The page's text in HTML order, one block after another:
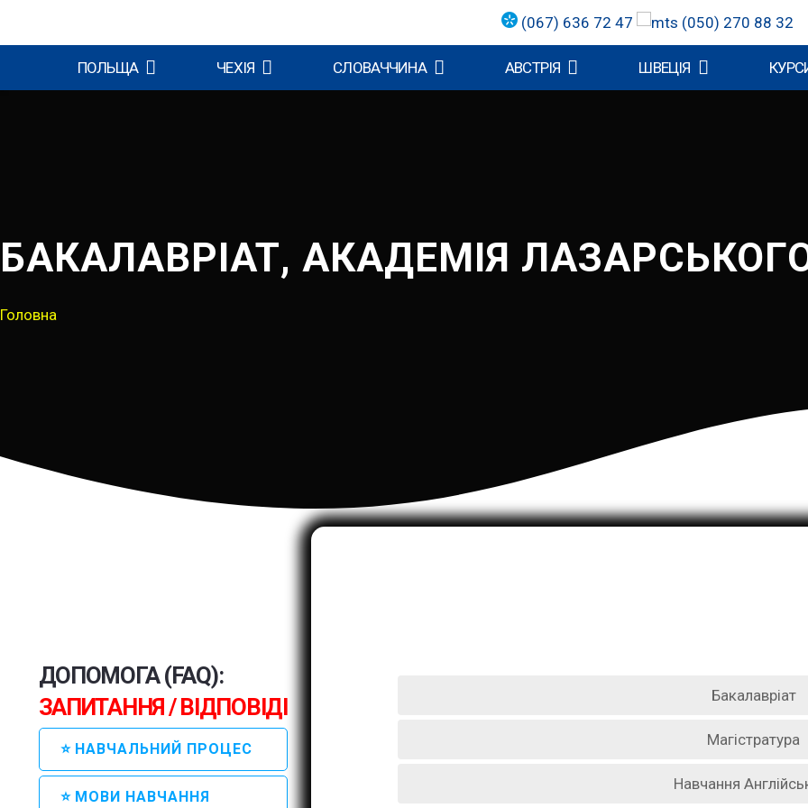
(067) 636 72 47 (050) 270 88 32
ПОЛЬЩА ЧЕХІЯ СЛОВАЧЧИНА АВСТРІЯ ШВЕЦІЯ
БАКАЛАВРІАТ, АКАДЕМІЯ
Головна
ДОПОМОГА (FAQ):
ЗАПИТАННЯ / ВІДПОВІДІ
⭐ НАВЧАЛЬНИЙ ПРОЦЕС
⭐ МОВИ НАВЧАННЯ
Бакалавріат
Магістратура
Навчання